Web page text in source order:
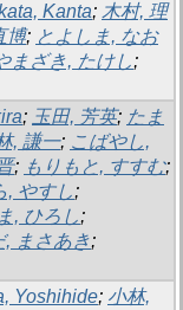
Kanta; 木村, 理
博; とよしま, なお
まざき, たけし;
; 玉田, 芳英; たま
, 謙一; こばやし,
; もりもと, すすむ;
, やすし;
, ひろし;
, まさあき;
Yoshihide; 小林,